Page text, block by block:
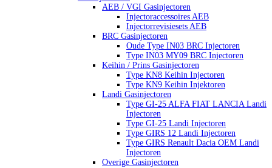
AEB / VGI Gasinjectoren
Injectoraccessoires AEB
Injectorrevisiesets AEB
BRC Gasinjectoren
Oude Type IN03 BRC Injectoren
Type IN03 MY09 BRC Injectoren
Keihin / Prins Gasinjectoren
Type KN8 Keihin Injectoren
Type KN9 Keihin Injektoren
Landi Gasinjectoren
Type GI-25 ALFA FIAT LANCIA Landi
Injectoren
Type GI-25 Landi Injectoren
Type GIRS 12 Landi Injectoren
Type GIRS Renault Dacia OEM Landi
Injectoren
Overige Gasinjectoren